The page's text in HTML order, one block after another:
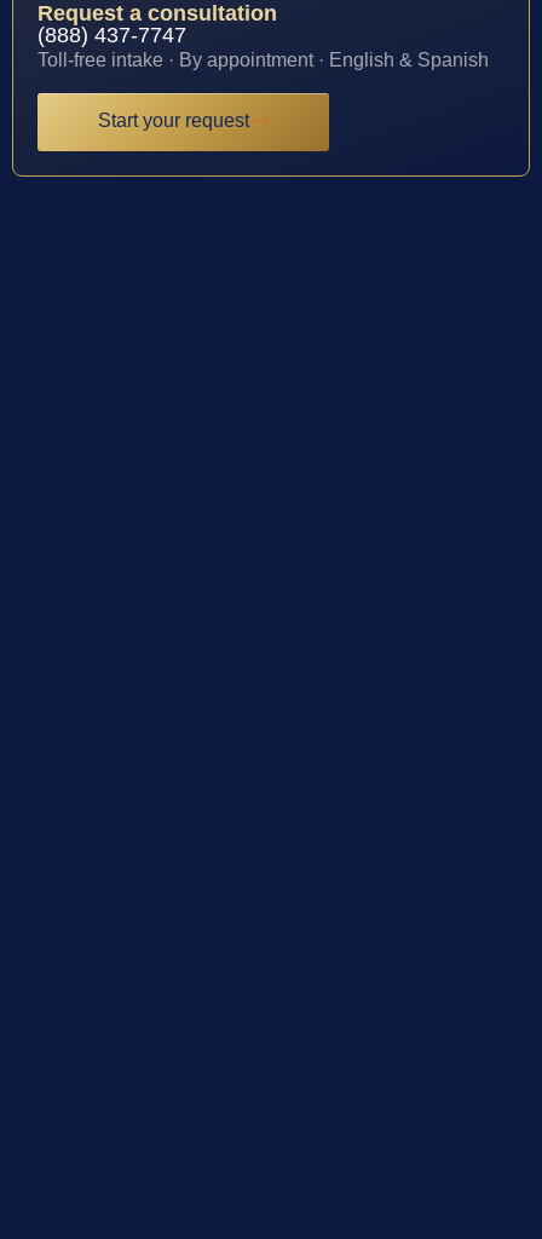
Request a consultation
(888) 437-7747
Toll-free intake · By appointment · English & Spanish
Start your request